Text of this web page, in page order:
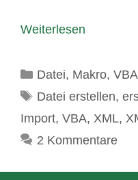
Weiterlesen
Kategorien
Datei, Makro, VBA
Schlagwörter
Datei erstellen,
Import, VBA, XML,
2 Kommentare